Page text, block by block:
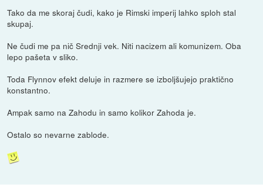
Tako da me skoraj čudi, kako je Rimski imperij lahko sploh stal
skupaj.
Ne čudi me pa nič Srednji vek. Niti nacizem ali komunizem. Oba
lepo pašeta v sliko.
Toda Flynnov efekt deluje in razmere se izboljšujejo praktično
konstantno.
Ampak samo na Zahodu in samo kolikor Zahoda je.
Ostalo so nevarne zablode.